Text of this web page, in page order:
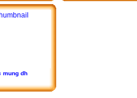
mung dh